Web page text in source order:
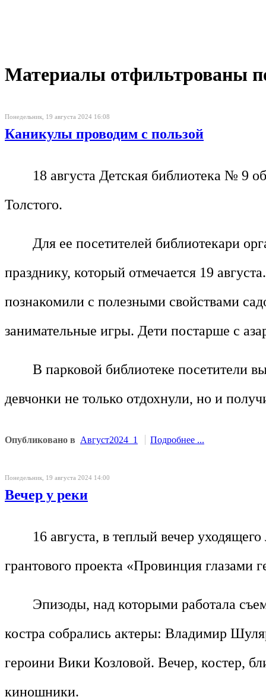
Материалы отфильтрованы
Понедельник, 19 августа 2024 16:08
Каникулы проводим с пользой
18 августа Детская библиотека № 9
Толстого.
Для ее посетителей библиотекари
празднику, который отмечается 19
познакомили с полезными свойствами
занимательные игры. Дети постарше с
В парковой библиотеке посетители
девчонки не только отдохнули, но и
Опубликовано в Август2024_1 Подробнее ...
Понедельник, 19 августа 2024 14:00
Вечер у реки
16 августа, в теплый вечер
грантового проекта «Провинция
Эпизоды, над которыми работала
костра собрались актеры: Владимир
героини Вики Козловой. Вечер, костер,
киношники.